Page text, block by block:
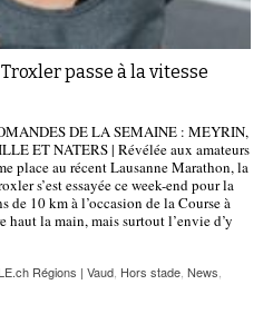
passe à la vitesse
DE LA SEMAINE : MEYRIN,
ET NATERS | Révélée aux amateurs
place au récent Lausanne Marathon, la
s’est essayée ce week-end pour la
de 10 km à l’occasion de la Course à
la main, mais surtout l’envie d’y
Régions | Vaud Hors stade News